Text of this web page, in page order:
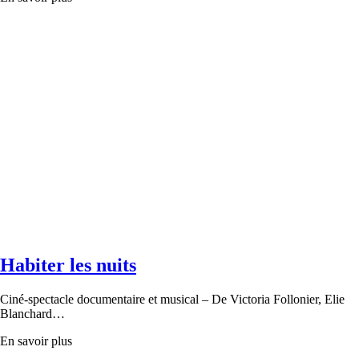
Habiter les nuits
Ciné-spectacle documentaire et musical – De Victoria Follonier, Elie
Blanchard…
En savoir plus